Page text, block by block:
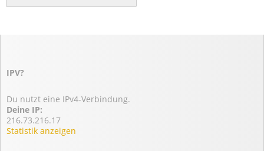
IPV?
Du nutzt eine IPv4-Verbindung.
Deine IP:
216.73.216.17
Statistik anzeigen